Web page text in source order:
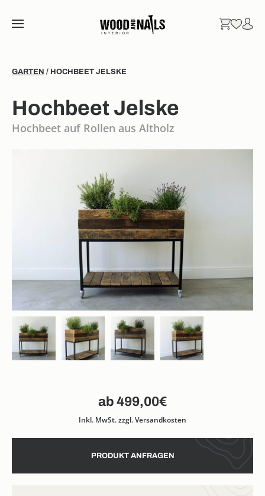
GARTEN / HOCHBEET JELSKE
Hochbeet Jelske
Hochbeet auf Rollen aus Altholz
499,00€
Inkl. MwSt. zzgl. Versandkosten
PRODUKT ANFRAGEN